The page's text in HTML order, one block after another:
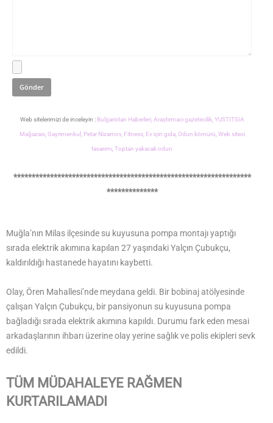
Web sitelerimizi de inceleyin : Bulgaristan Haberleri, Araştırmacı gazetecilik, YUSTITSIA
Mağazası, Gayrimenkul, Petar Nizamov, Fitness, Ev için gıda, Odun kömürü, Web sitesi
tasarımı, Toptan yakacak odun
*****************************************************************
**************
Muğla’nın Milas ilçesinde su kuyusuna pompa montajı yaptığı
sırada elektrik akımına kapılan 27 yaşındaki Yalçın Çubukçu,
kaldırıldığı hastanede hayatını kaybetti.
Olay, Ören Mahallesi’nde meydana geldi. Bir bobinaj atölyesinde
çalışan Yalçın Çubukçu, bir pansiyonun su kuyusuna pompa
bağladığı sırada elektrik akımına kapıldı. Durumu fark eden mesai
arkadaşlarının ihbarı üzerine olay yerine sağlık ve polis ekipleri sevk
edildi.
TÜM MÜDAHALEYE RAĞMEN
KURTARILAMADI